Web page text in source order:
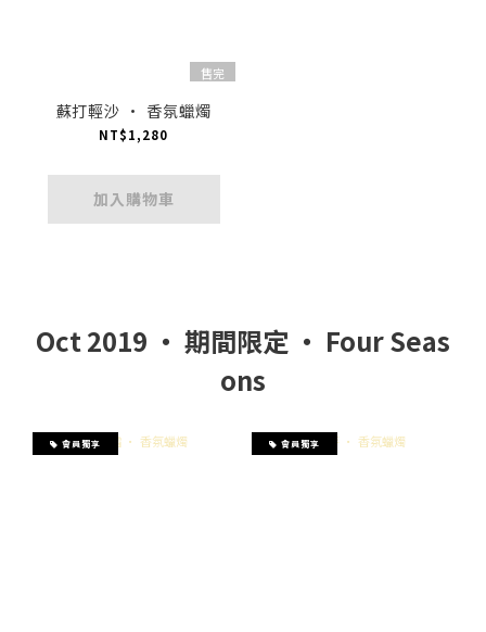
售完
蘇打輕沙 · 香氛蠟燭
NT$1,280
加入購物車
Oct 2019 ‧ 期間限定 ‧ Four Seas
ons
會員獨享 會員獨享